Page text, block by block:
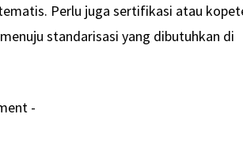
Perlu juga sertifikasi atau
standarisasi yang dibutuhkan di
-